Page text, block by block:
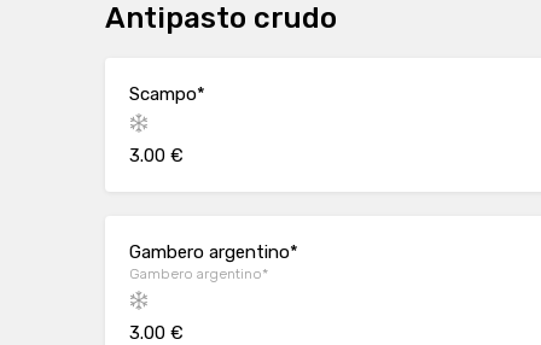
Antipasto crudo
Scampo*
3.00 €
Gambero argentino*
Gambero argentino*
3.00 €